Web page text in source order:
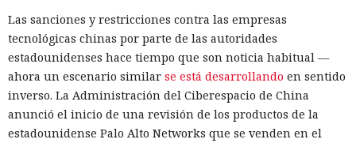
Las sanciones y restricciones contra las empresas
tecnológicas chinas por parte de las autoridades
estadounidenses hace tiempo que son noticia habitual —
ahora un escenario similar se está desarrollando en sentido
inverso. La Administración del Ciberespacio de China
anunció el inicio de una revisión de los productos de la
estadounidense Palo Alto Networks que se venden en el